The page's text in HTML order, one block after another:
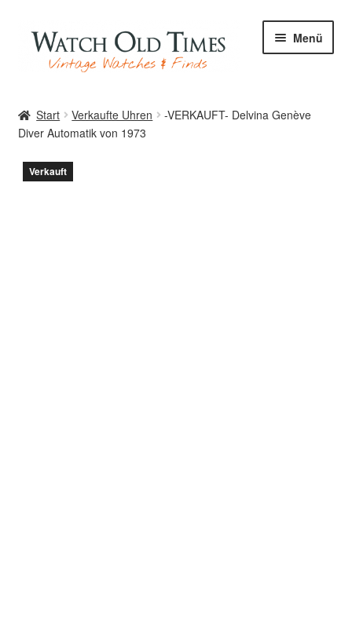
Zur
Navigation
springen
Zum
Inhalt
springen
Menü
Uhren
Start Verkaufte Uhren
-VERKAUFT- Delvina Genève
Diver Automatik von 1973
Verkauft